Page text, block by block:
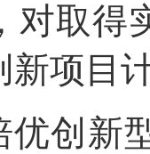
对取得
新项目
优创